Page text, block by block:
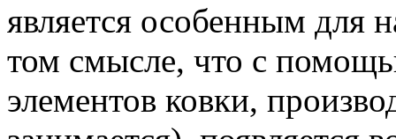
является особенным для
том смысле, что с
элементов ковки,